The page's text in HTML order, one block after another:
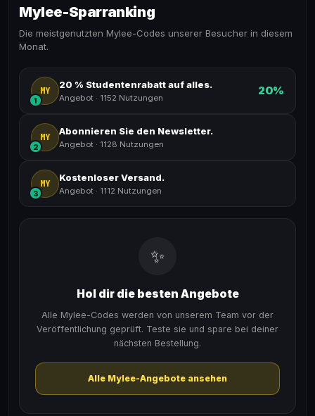
Mylee-Sparranking
Die meistgenutzten Mylee-Codes unserer Besucher in diesem
Monat.
MY
1
20 % Studentenrabatt auf alles.
Angebot · 1152 Nutzungen
20%
MY
2
Abonnieren Sie den Newsletter.
Angebot · 1128 Nutzungen
MY
3
Kostenloser Versand.
Angebot · 1112 Nutzungen
✨
Hol dir die besten Angebote
Alle Mylee-Codes werden von unserem Team vor der
Veröffentlichung geprüft. Teste sie und spare bei deiner
nächsten Bestellung.
Alle Mylee-Angebote ansehen